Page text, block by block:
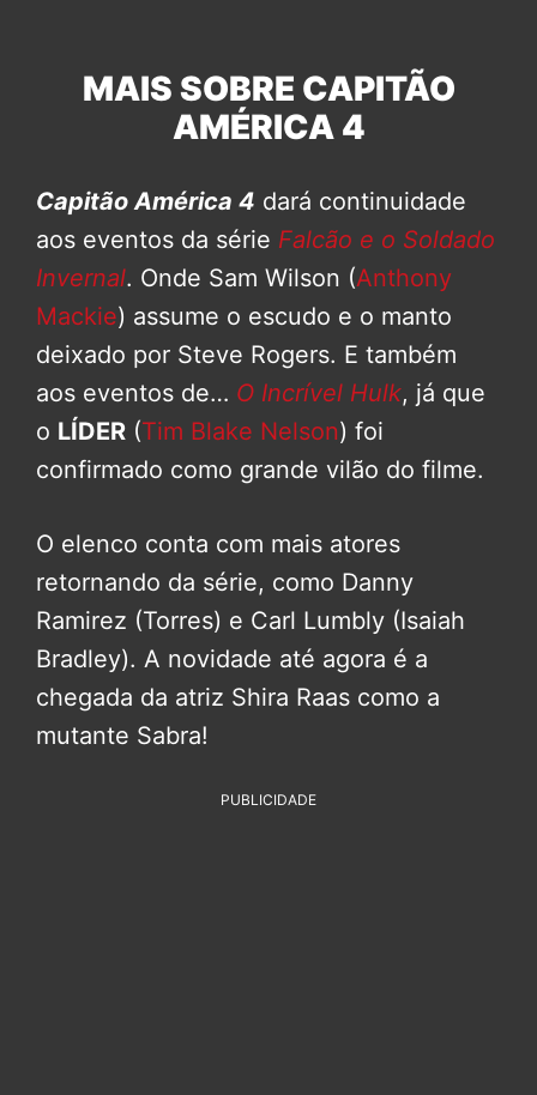
MAIS SOBRE CAPITÃO
AMÉRICA 4
Capitão América 4 dará continuidade
aos eventos da série Falcão e o Soldado
Invernal. Onde Sam Wilson (Anthony
Mackie) assume o escudo e o manto
deixado por Steve Rogers. E também
aos eventos de… O Incrível Hulk, já que
o LÍDER (Tim Blake Nelson) foi
confirmado como grande vilão do filme.
O elenco conta com mais atores
retornando da série, como Danny
Ramirez (Torres) e Carl Lumbly (Isaiah
Bradley). A novidade até agora é a
chegada da atriz Shira Raas como a
mutante Sabra!
PUBLICIDADE